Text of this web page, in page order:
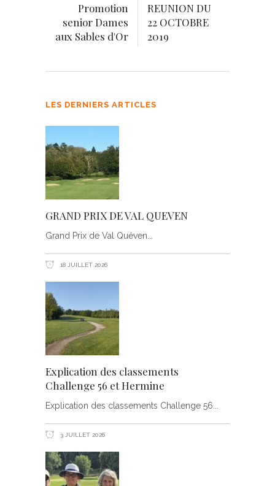
Promotion
senior Dames
aux Sables d'Or
REUNION DU
22 OCTOBRE
2019
LES DERNIERS ARTICLES
GRAND PRIX DE VAL QUEVEN
Grand Prix de Val Quéven
18 JUILLET 2026
Explication des classements
Challenge 56 et Hermine
Explication des classements Challenge 56
3 JUILLET 2026